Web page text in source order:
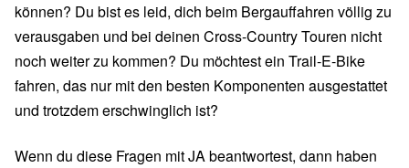
können? Du bist es leid, dich beim Bergauffahren völlig zu
verausgaben und bei deinen Cross-Country Touren nicht
noch weiter zu kommen? Du möchtest ein Trail-E-Bike
fahren, das nur mit den besten Komponenten ausgestattet
und trotzdem erschwinglich ist?
Wenn du diese Fragen mit JA beantwortest, dann haben